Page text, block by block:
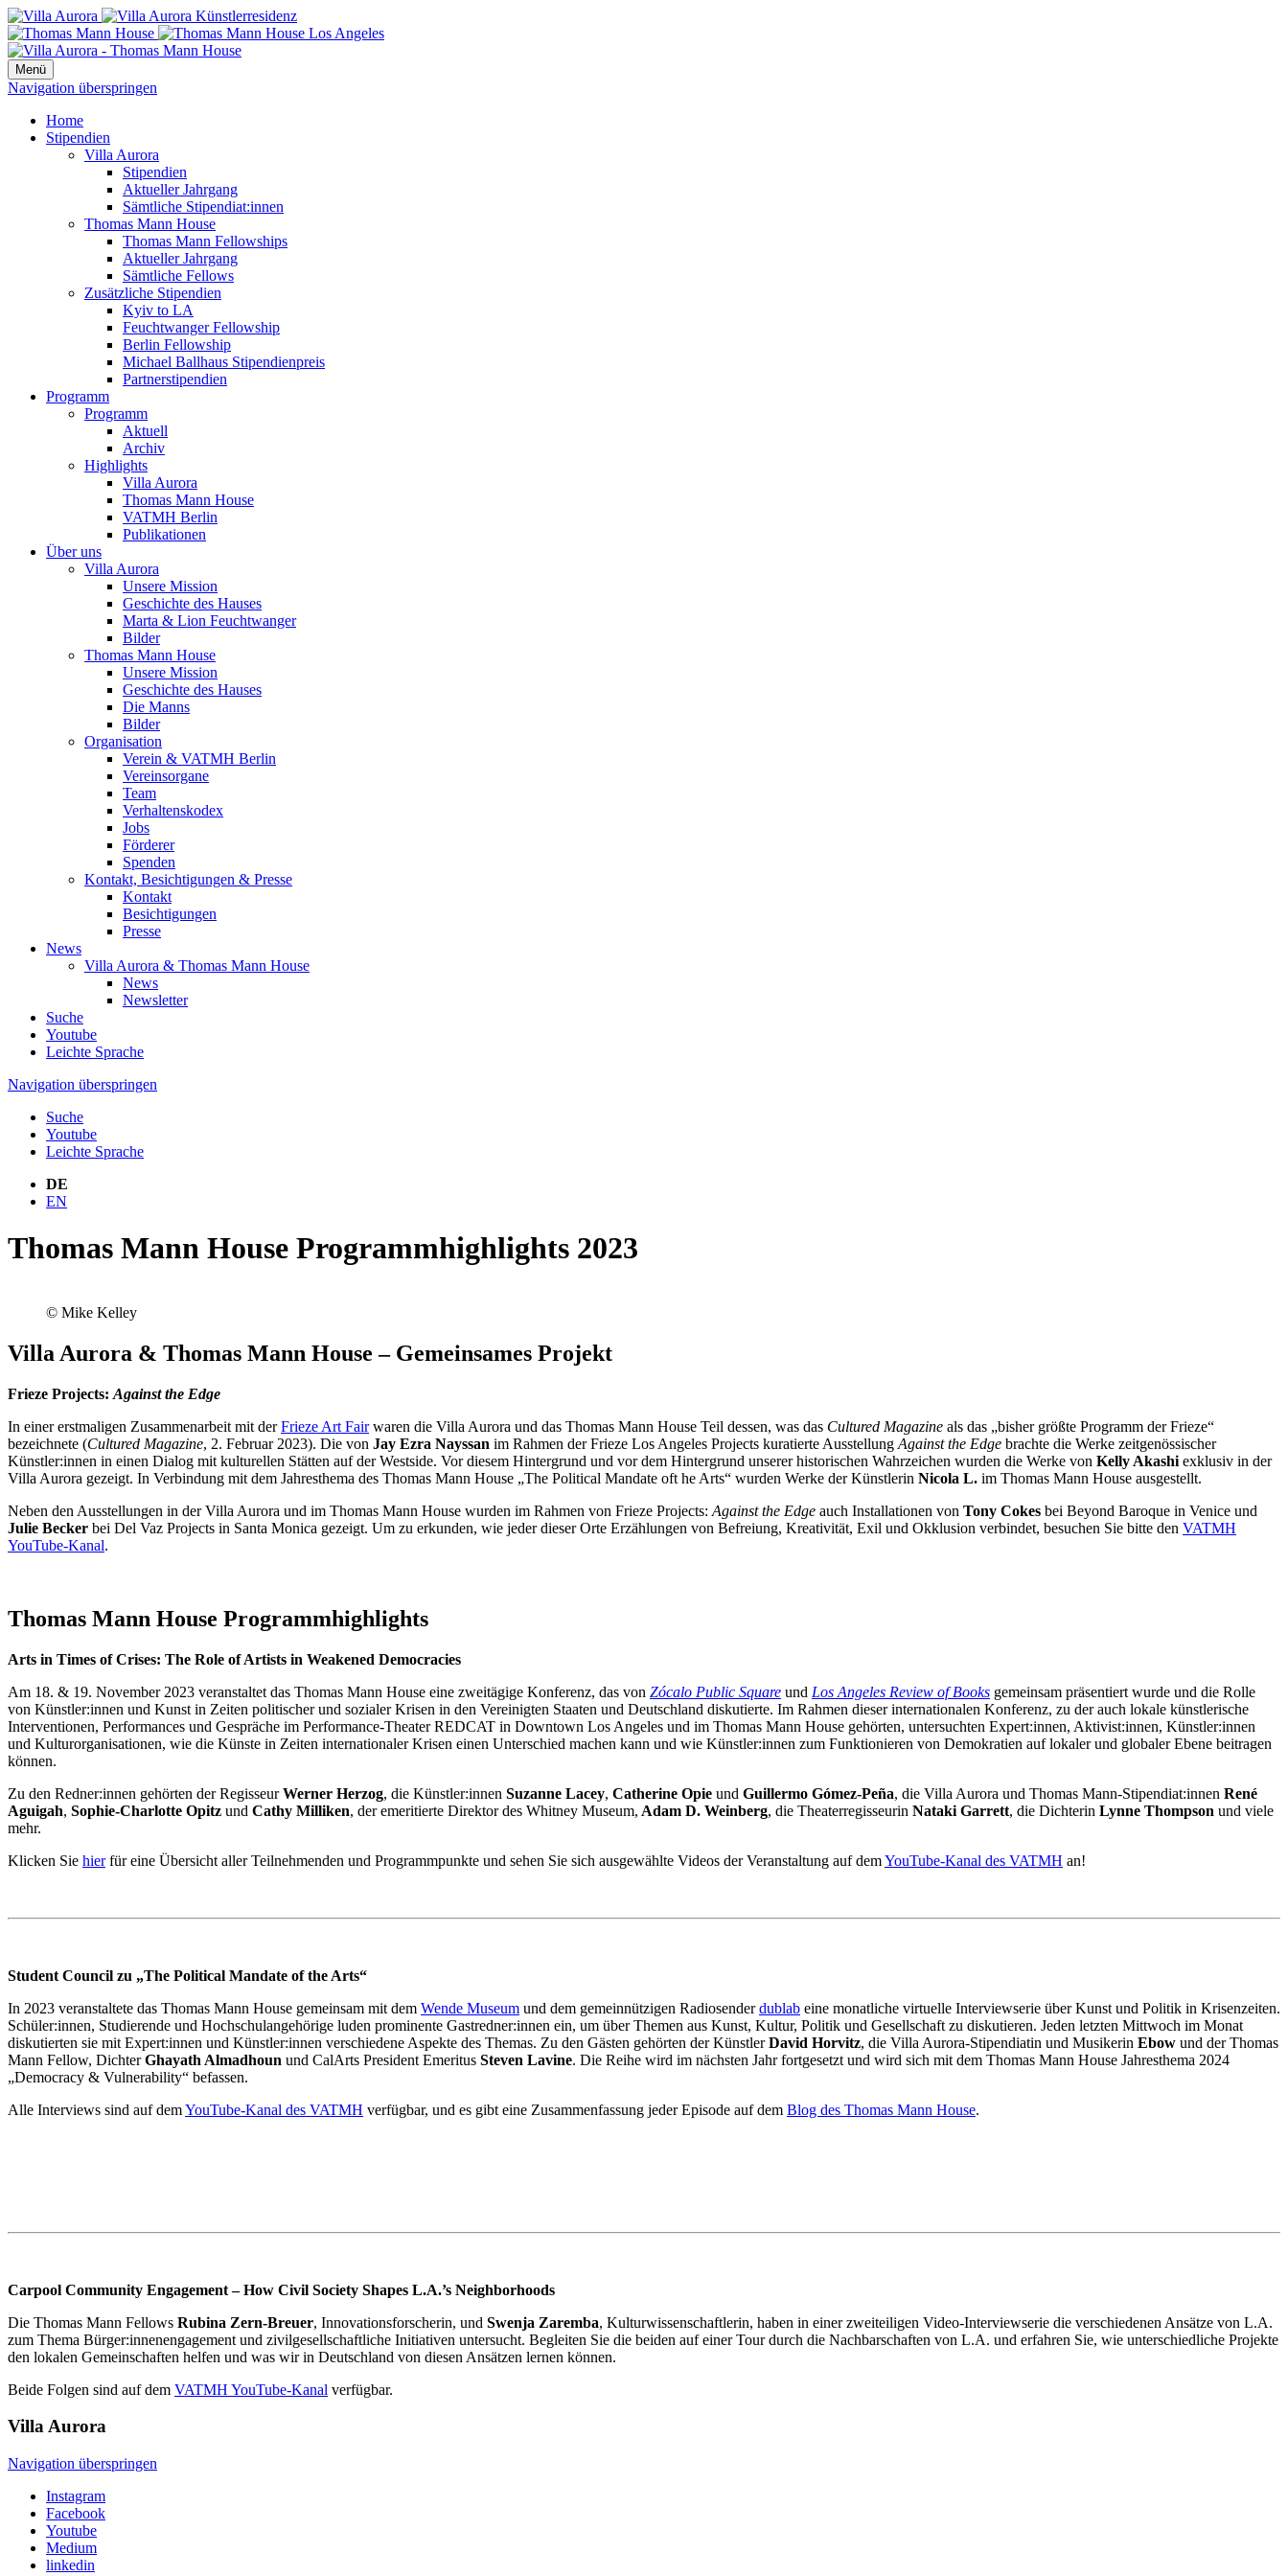
Menü
Navigation überspringen
Home
Stipendien
Villa Aurora
Stipendien
Aktueller Jahrgang
Sämtliche Stipendiat:innen
Thomas Mann House
Thomas Mann Fellowships
Aktueller Jahrgang
Sämtliche Fellows
Zusätzliche Stipendien
Kyiv to LA
Feuchtwanger Fellowship
Berlin Fellowship
Michael Ballhaus Stipendienpreis
Partnerstipendien
Programm
Programm
Aktuell
Archiv
Highlights
Villa Aurora
Thomas Mann House
VATMH Berlin
Publikationen
Über uns
Villa Aurora
Unsere Mission
Geschichte des Hauses
Marta & Lion Feuchtwanger
Bilder
Thomas Mann House
Unsere Mission
Geschichte des Hauses
Die Manns
Bilder
Organisation
Verein & VATMH Berlin
Vereinsorgane
Team
Verhaltenskodex
Jobs
Förderer
Spenden
Kontakt, Besichtigungen & Presse
Kontakt
Besichtigungen
Presse
News
Villa Aurora & Thomas Mann House
News
Newsletter
Suche
Youtube
Leichte Sprache
Navigation überspringen
Suche
Youtube
Leichte Sprache
DE
EN
Thomas Mann House Programmhighlights 2023
© Mike Kelley
Villa Aurora & Thomas Mann House – Gemeinsames Projekt
Frieze Projects: Against the Edge
In einer erstmaligen Zusammenarbeit mit derFrieze Art Fairwaren die Villa Aurora und das Thomas Mann House Teil dessen, was das Cultured Magazine als das „bisher größte Programm der Frieze“
bezeichnete (Cultured Magazine, 2. Februar 2023). Die von Jay Ezra Nayssan im Rahmen der Frieze Los Angeles Projects kuratierte Ausstellung Against the Edge brachte die Werke zeitgenössischer
Künstler:innen in einen Dialog mit kulturellen Stätten auf der Westside. Vor diesem Hintergrund und vor dem Hintergrund unserer historischen Wahrzeichen wurden die Werke von Kelly Akashi exklusiv in der
Villa Aurora gezeigt. In Verbindung mit dem Jahresthema des Thomas Mann House „The Political Mandate oft he Arts“ wurden Werke der Künstlerin Nicola L. im Thomas Mann House ausgestellt.
Neben den Ausstellungen in der Villa Aurora und im Thomas Mann House wurden im Rahmen von Frieze Projects: Against the Edge auch Installationen von Tony Cokes bei Beyond Baroque in Venice und
Julie Becker bei Del Vaz Projects in Santa Monica gezeigt. Um zu erkunden, wie jeder dieser Orte Erzählungen von Befreiung, Kreativität, Exil und Okklusion verbindet, besuchen Sie bitte den VATMH
YouTube-Kanal.
Thomas Mann House Programmhighlights
Arts in Times of Crises: The Role of Artists in Weakened Democracies
Am 18. & 19. November 2023 veranstaltet das Thomas Mann House eine zweitägige Konferenz, das von Zócalo Public Square und Los Angeles Review of Books gemeinsam präsentiert wurde und die Rolle
von Künstler:innen und Kunst in Zeiten politischer und sozialer Krisen in den Vereinigten Staaten und Deutschland diskutierte. Im Rahmen dieser internationalen Konferenz, zu der auch lokale künstlerische
Interventionen, Performances und Gespräche im Performance-Theater REDCAT in Downtown Los Angeles und im Thomas Mann House gehörten, untersuchten Expert:innen, Aktivist:innen, Künstler:innen
und Kulturorganisationen, wie die Künste in Zeiten internationaler Krisen einen Unterschied machen kann und wie Künstler:innen zum Funktionieren von Demokratien auf lokaler und globaler Ebene beitragen
können.
Zu den Redner:innen gehörten der RegisseurWerner Herzog, die Künstler:innen Suzanne Lacey, Catherine Opie und Guillermo Gómez-Peña, die Villa Aurora und Thomas Mann-Stipendiat:innen René
Aguigah, Sophie-Charlotte Opitz und Cathy Milliken, der emeritierte Direktor des Whitney Museum, Adam D. Weinberg, die Theaterregisseurin Nataki Garrett, die Dichterin Lynne Thompson und viele
mehr.
Klicken Sie hierfür eine Übersicht aller Teilnehmenden und Programmpunkte und sehen Sie sich ausgewählte Videos der Veranstaltung auf demYouTube-Kanal des VATMH an!
Student Council zu „The Political Mandate of the Arts“
In 2023 veranstaltete das Thomas Mann House gemeinsam mit dem Wende Museum und dem gemeinnützigen Radiosenderdublab eine monatliche virtuelle Interviewserie über Kunst und Politik in Krisenzeiten.
Schüler:innen, Studierende und Hochschulangehörige luden prominente Gastredner:innen ein, um über Themen aus Kunst, Kultur, Politik und Gesellschaft zu diskutieren. Jeden letzten Mittwoch im Monat
diskutierten sie mit Expert:innen und Künstler:innen verschiedene Aspekte des Themas. Zu den Gästen gehörten der KünstlerDavid Horvitz, die Villa Aurora-Stipendiatin und Musikerin Ebow und der Thomas
Mann Fellow, DichterGhayath Almadhoun und CalArts President Emeritus Steven Lavine. Die Reihe wird im nächsten Jahr fortgesetzt und wird sich mit dem Thomas Mann House Jahresthema 2024
„Democracy & Vulnerability“ befassen.
Alle Interviews sind auf demYouTube-Kanal des VATMH verfügbar, und es gibt eine Zusammenfassung jeder Episode auf dem Blog des Thomas Mann House.
Carpool Community Engagement – How Civil Society Shapes L.A.’s Neighborhoods
Die Thomas Mann Fellows Rubina Zern-Breuer, Innovationsforscherin, und Swenja Zaremba, Kulturwissenschaftlerin, haben in einer zweiteiligen Video-Interviewserie die verschiedenen Ansätze von L.A.
zum Thema Bürger:innenengagement und zivilgesellschaftliche Initiativen untersucht. Begleiten Sie die beiden auf einer Tour durch die Nachbarschaften von L.A. und erfahren Sie, wie unterschiedliche Projekte
den lokalen Gemeinschaften helfen und was wir in Deutschland von diesen Ansätzen lernen können.
Beide Folgen sind auf dem VATMH YouTube-Kanal verfügbar.
VillaAurora
Navigation überspringen
Instagram
Facebook
Youtube
Medium
linkedin